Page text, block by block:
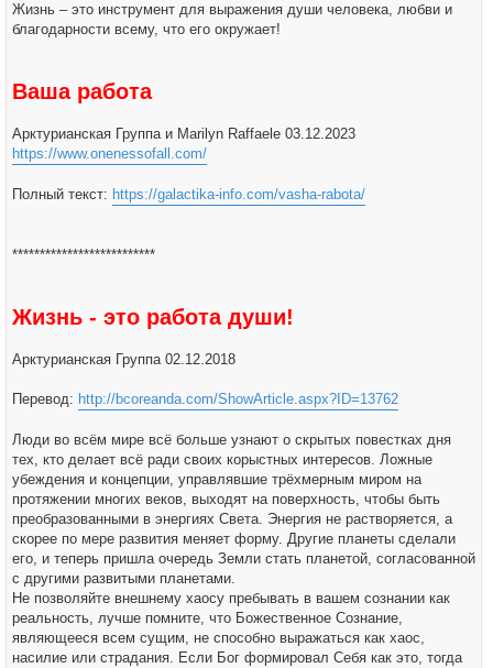
Жизнь – это инструмент для выражения души человека, любви и
благодарности всему, что его окружает!
Ваша работа
Арктурианская Группа и Marilyn Raffaele 03.12.2023
https://www.onenessofall.com/
Полный текст: https://galactika-info.com/vasha-rabota/
**************************
Жизнь - это работа души!
Арктурианская Группа 02.12.2018
Перевод: http://bcoreanda.com/ShowArticle.aspx?ID=13762
Люди во всём мире всё больше узнают о скрытых повестках дня
тех, кто делает всё ради своих корыстных интересов. Ложные
убеждения и концепции, управлявшие трёхмерным миром на
протяжении многих веков, выходят на поверхность, чтобы быть
преобразованными в энергиях Света. Энергия не растворяется, а
скорее по мере развития меняет форму. Другие планеты сделали
его, и теперь пришла очередь Земли стать планетой, согласованной
с другими развитыми планетами.
Не позволяйте внешнему хаосу пребывать в вашем сознании как
реальность, лучше помните, что Божественное Сознание,
являющееся всем сущим, не способно выражаться как хаос,
насилие или страдания. Если Бог формировал Себя как это, тогда